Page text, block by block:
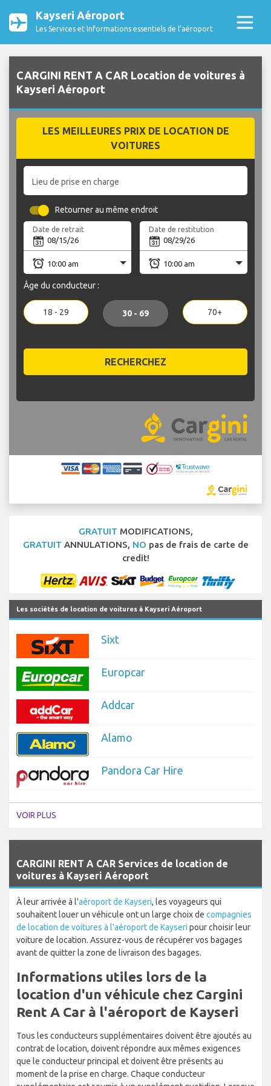
Kayseri Aéroport
Les Services et Informations essentiels de l’aéroport
CARGINI RENT A CAR Location de voitures à
Kayseri Aéroport
LES MEILLEURES PRIX DE LOCATION DE
VOITURES
Lieu de prise en charge
Retourner au même endroit
Date de retrait Date de restitution
Âge du conducteur :
18 - 29 30 - 69 70+
RECHERCHEZ
GRATUIT MODIFICATIONS,
GRATUIT ANNULATIONS, NO pas de frais de carte de
credit!
Les sociétés de location de voitures à Kayseri Aéroport
Sixt
Europcar
Addcar
Alamo
Pandora Car Hire
VOIR PLUS
CARGINI RENT A CAR Services de location de
voitures à Kayseri Aéroport
À leur arrivée à l'aéroport de Kayseri, les voyageurs qui
souhaitent louer un véhicule ont un large choix de compagnies
de location de voitures à l'aéroport de Kayseri pour choisir leur
voiture de location. Assurez-vous de récupérer vos bagages
avant de quitter la zone de livraison des bagages.
Informations utiles lors de la
location d'un véhicule chez Cargini
Rent A Car à l'aéroport de Kayseri
Tous les conducteurs supplémentaires doivent être ajoutés au
contrat de location, doivent répondre aux mêmes exigences
que le conducteur principal et doivent être présents au
moment de la prise en charge. Chaque conducteur